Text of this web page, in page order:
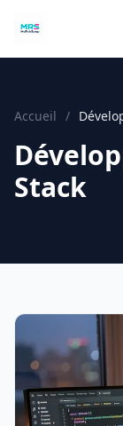
Accueil /
Stack